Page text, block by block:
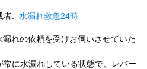
者: 水漏れ救急24時
れの依頼を受けお伺いさせていた
に水漏れしている状態で、レバー